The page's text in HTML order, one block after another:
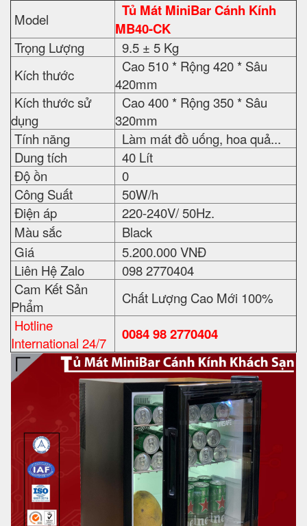
Model
Tủ Mát MiniBar Cánh Kính
MB40-CK
Trọng Lượng
9.5 ± 5 Kg
Kích thước
Cao 510 * Rộng 420 * Sâu
420mm
Kích thước sử
dụng
Cao 400 * Rộng 350 * Sâu
320mm
Tính năng
Làm mát đồ uống, hoa quả...
Dung tích
40 Lít
Độ ồn
0
Công Suất
50W/h
Điện áp
220-240V/ 50Hz.
Màu sắc
Black
Giá
5.200.000 VNĐ
Liên Hệ Zalo
098 2770404
Cam Kết Sản
Phẩm
Chất Lượng Cao Mới 100%
Hotline
International 24/7
0084 98 2770404